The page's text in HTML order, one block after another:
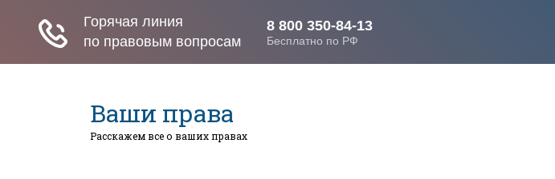
Ваши права
Расскажем все о ваших правах